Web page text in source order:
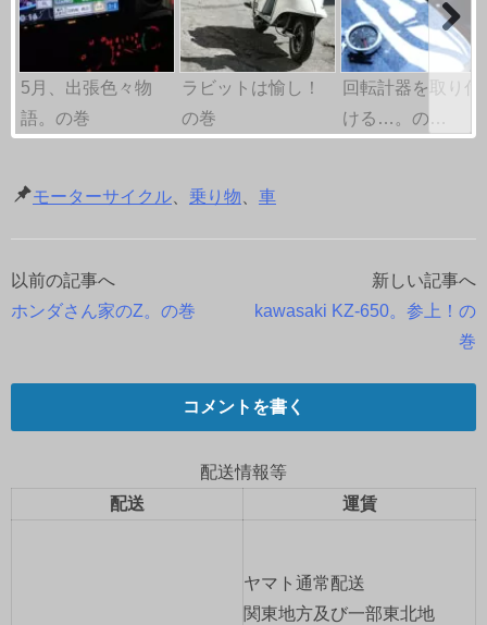
5月、出張色々物
語。の巻
ラビットは愉し！
の巻
回転計器を取り付
ける…。の…
モーターサイクル 乗り物 車
投
ナ
ビ
ー
以前の記事へ
ホンダさん家のZ。の巻
新しい記事へ
kawasaki KZ-650。参上！の
巻
コメントを書く
配送情報等
配送
運賃
ヤマト通常配送
関東地方及び一部東北地